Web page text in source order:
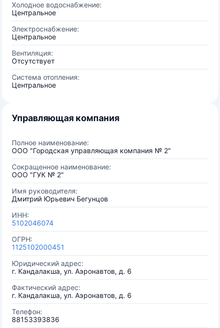
Холодное водоснабжение:
Центральное
Электроснабжение:
Центральное
Вентиляция:
Отсутствует
Система отопления:
Центральное
Управляющая компания
Полное наименование:
ООО "Городская управляющая компания № 2"
Сокращенное наименование:
ООО "ГУК № 2"
Имя руководителя:
Дмитрий Юрьевич Бегунцов
ИНН:
5102046074
ОГРН:
1125102000451
Юридический адрес:
г. Кандалакша, ул. Аэронавтов, д. 6
Фактический адрес:
г. Кандалакша, ул. Аэронавтов, д. 6
Телефон:
88153393836